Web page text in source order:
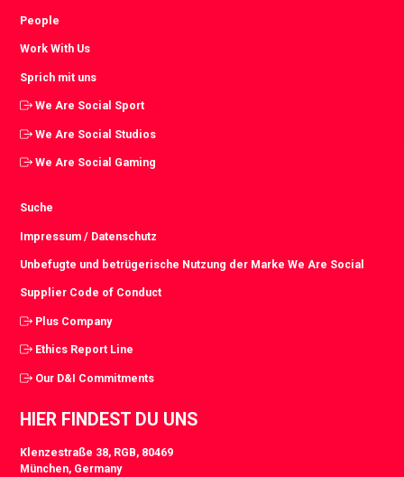
People
Work With Us
Sprich mit uns
We Are Social Sport
We Are Social Studios
We Are Social Gaming
Suche
Impressum / Datenschutz
Unbefugte und betrügerische Nutzung der Marke We Are Social
Supplier Code of Conduct
Plus Company
Ethics Report Line
Our D&I Commitments
HIER FINDEST DU UNS
Klenzestraße 38, RGB, 80469
München, Germany